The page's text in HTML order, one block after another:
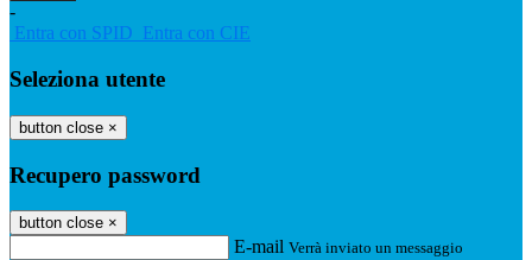
-
Entra con SPID Entra con CIE
Seleziona utente
button close ×
Recupero password
button close ×
E-mail Verrà inviato un messaggio